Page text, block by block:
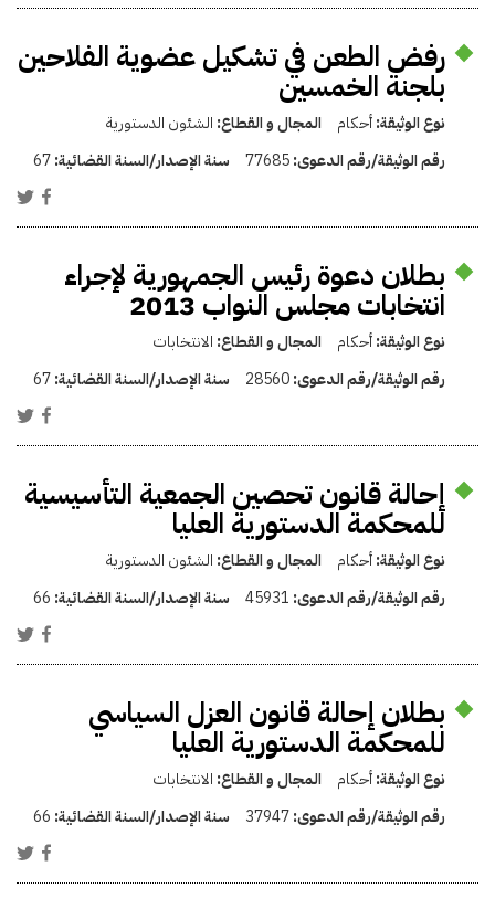
رفض الطعن في تشكيل عضوية الفلاحين
بلجنة الخمسين
نوع الوثيقة:أحكام المجال و القطاع: الشئون الدستورية
رقم الوثيقة/رقم الدعوى:77685 سنة الإصدار/السنة القضائية:67
بطلان دعوة رئيس الجمهورية لإجراء
انتخابات مجلس النواب 2013
نوع الوثيقة:أحكام المجال و القطاع: الانتخابات
رقم الوثيقة/رقم الدعوى:28560 سنة الإصدار/السنة القضائية:67
إحالة قانون تحصين الجمعية التأسيسية
للمحكمة الدستورية العليا
نوع الوثيقة:أحكام المجال و القطاع: الشئون الدستورية
رقم الوثيقة/رقم الدعوى: 45931 سنة الإصدار/السنة القضائية: 66
بطلان إحالة قانون العزل السياسي
للمحكمة الدستورية العليا
نوع الوثيقة:أحكام المجال و القطاع: الانتخابات
رقم الوثيقة/رقم الدعوى:37947 سنة الإصدار/السنة القضائية: 66